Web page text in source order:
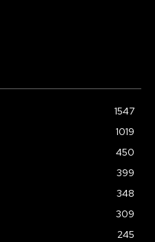
1547
1019
450
399
348
309
245